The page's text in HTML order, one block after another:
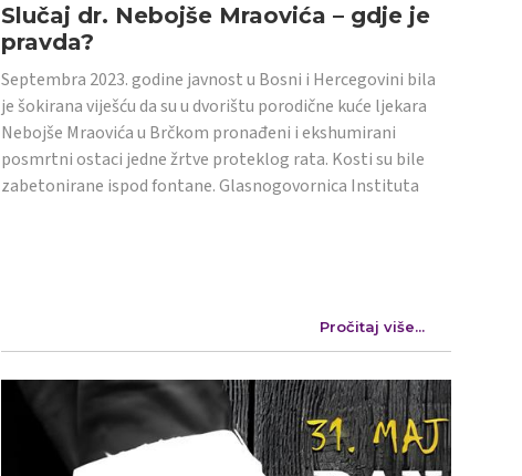
Slučaj dr. Nebojše Mraovića – gdje je
pravda?
Septembra 2023. godine javnost u Bosni i Hercegovini bila
je šokirana viješću da su u dvorištu porodične kuće ljekara
Nebojše Mraovića u Brčkom pronađeni i ekshumirani
posmrtni ostaci jedne žrtve proteklog rata. Kosti su bile
zabetonirane ispod fontane. Glasnogovornica Instituta
Pročitaj više...